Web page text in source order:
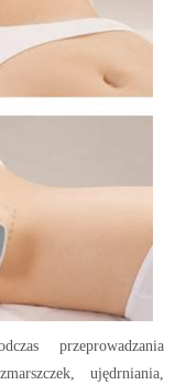
przeprowadzania
ujędrniania,